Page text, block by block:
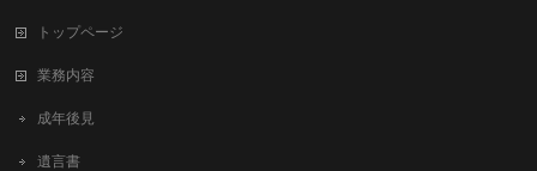
トップページ
業務内容
成年後見
遺言書